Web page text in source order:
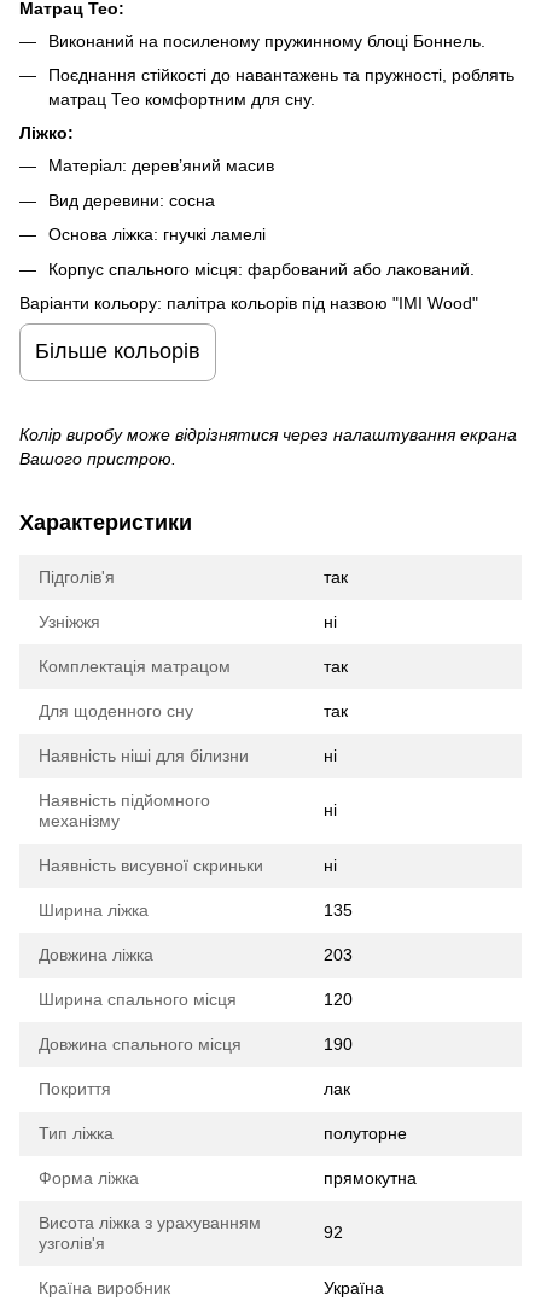
Матрац Тео:
Виконаний на посиленому пружинному блоці Боннель.
Поєднання стійкості до навантажень та пружності, роблять
матрац Тео комфортним для сну.
Ліжко:
Матеріал: дерев’яний масив
Вид деревини: сосна
Основа ліжка: гнучкі ламелі
Корпус спального місця: фарбований або лакований.
Варіанти кольору: палітра кольорів під назвою "IMI Wood"
Більше кольорів
Колір виробу може відрізнятися через налаштування екрана
Вашого пристрою.
Характеристики
Підголів'я так
Узніжжя ні
Комплектація матрацом так
Для щоденного сну так
Наявність ніші для білизни ні
Наявність підйомного
механізму
ні
Наявність висувної скриньки ні
Ширина ліжка 135
Довжина ліжка 203
Ширина спального місця 120
Довжина спального місця 190
Покриття лак
Тип ліжка полуторне
Форма ліжка прямокутна
Висота ліжка з урахуванням
узголів'я
92
Країна виробник Україна